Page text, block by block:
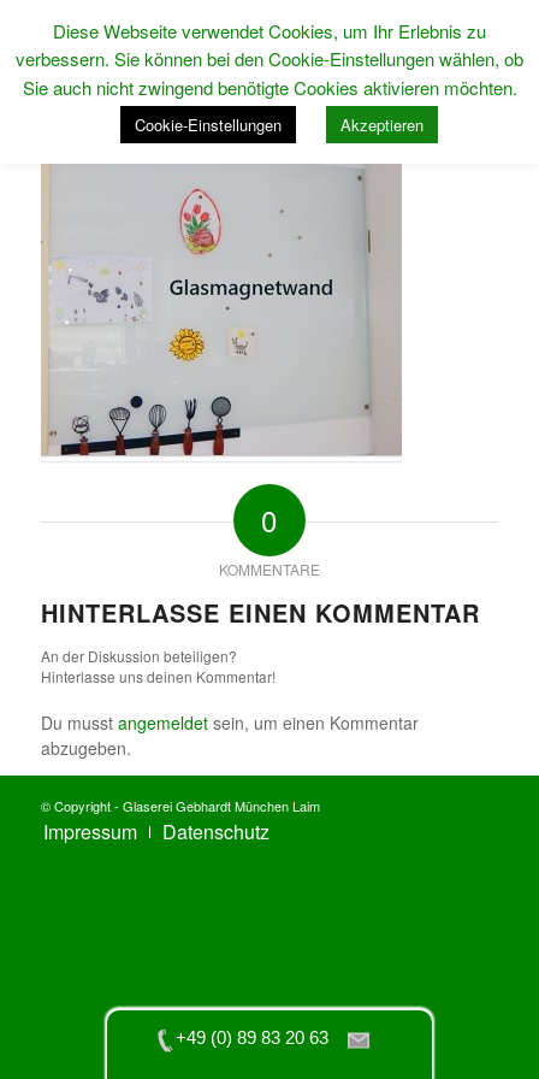
0
KOMMENTARE
HINTERLASSE EINEN KOMMENTAR
An der Diskussion beteiligen?
Hinterlasse uns deinen Kommentar!
Du musst angemeldetsein, um einen Kommentar
abzugeben.
© Copyright - Glaserei Gebhardt München Laim
Impressum Datenschutz
Diese Webseite verwendet Cookies, um Ihr Erlebnis zu
verbessern. Sie können bei den Cookie-Einstellungen wählen, ob
Sie auch nicht zwingend benötigte Cookies aktivieren möchten.
Cookie-Einstellungen Akzeptieren
+49 (0) 89 83 20 63